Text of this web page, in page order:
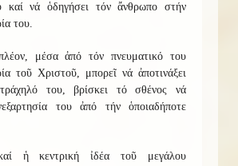
καί νά ὁδηγήσει τόν ἄνθρωπο στήν
του.
μέσα ἀπό τόν πνευματικό του
τοῦ Χριστοῦ, μπορεῖ νά ἀποτινάξει
του, βρίσκει τό σθένος νά
του ἀπό τήν ὁποιαδήποτε
ἡ κεντρική ἰδέα τοῦ μεγάλου